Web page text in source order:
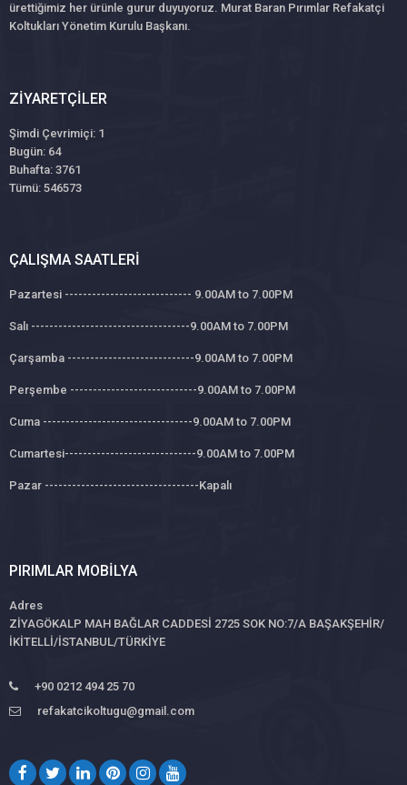
ürettiğimiz her ürünle gurur duyuyoruz. Murat Baran Pırımlar Refakatçi
Koltukları Yönetim Kurulu Başkanı.
ZIYARETÇILER
Şimdi Çevrimiçi: 1
Bugün: 64
Buhafta: 3761
Tümü: 546573
ÇALIŞMA SAATLERI
Pazartesi ---------------------------- 9.00AM to 7.00PM
Salı -----------------------------------9.00AM to 7.00PM
Çarşamba ----------------------------9.00AM to 7.00PM
Perşembe ----------------------------9.00AM to 7.00PM
Cuma ---------------------------------9.00AM to 7.00PM
Cumartesi-----------------------------9.00AM to 7.00PM
Pazar ----------------------------------Kapalı
PIRIMLAR MOBILYA
Adres
ZİYAGÖKALP MAH BAĞLAR CADDESİ 2725 SOK NO:7/A BAŞAKŞEHİR/
İKİTELLİ/İSTANBUL/TÜRKİYE
+90 0212 494 25 70
refakatcikoltugu@gmail.com